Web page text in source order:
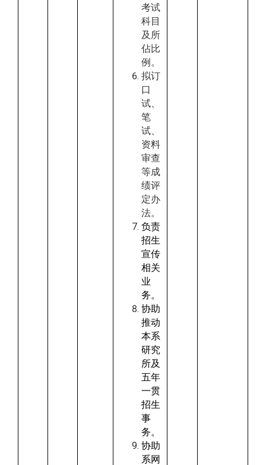
考试
科目
及所
佔比
例。
拟订
口
试、
笔
试、
资料
审查
等成
绩评
定办
法。
负责
招生
宣传
相关
业
务。
协助
推动
本系
研究
所及
五年
一贯
招生
事
务。
协助
系网